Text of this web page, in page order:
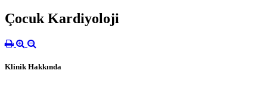
Çocuk Kardiyoloji
Klinik Hakkında